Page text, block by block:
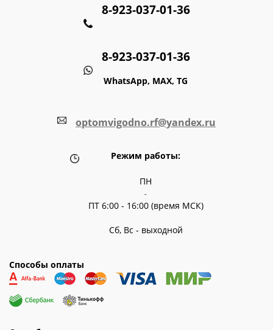
8-923-037-01-36
8-923-037-01-36
WhatsApp, MAX, TG
optomvigodno.rf@yandex.ru
Режим работы:
ПН
-
ПТ 6:00 - 16:00 (время МСК)
Сб, Вс - выходной
Способы оплаты